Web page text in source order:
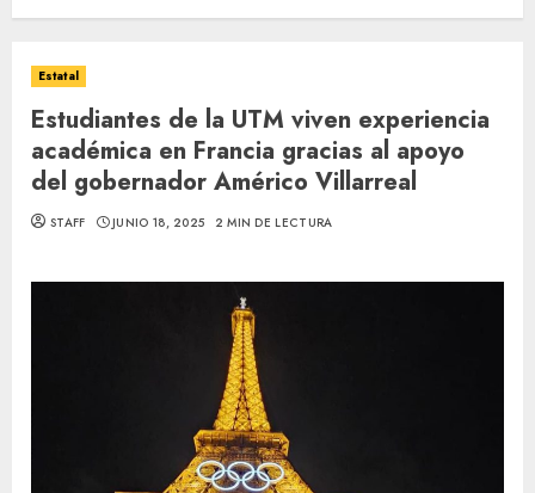
Estatal
Estudiantes de la UTM viven experiencia
académica en Francia gracias al apoyo
del gobernador Américo Villarreal
STAFF JUNIO 18, 2025 2 MIN DE LECTURA